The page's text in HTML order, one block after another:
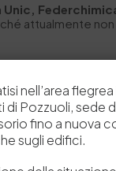
Unic,
attualmente non
per la
depurazione
nell’area flegrea
Pozzuoli, sede
fino a nuova
sugli edifici.